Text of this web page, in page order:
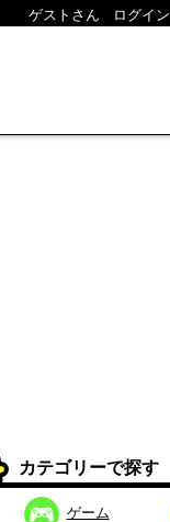
ゲストさん ログイン
カテゴリーで探す
ゲーム